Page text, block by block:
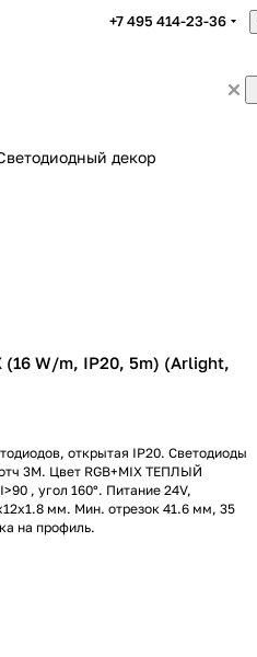
+7 495 414-23-36
декор
(16 W/m, IP20, 5m) (Arlight,
открытая IP20. Светодиоды
3M. Цвет RGB+MIX ТЕПЛЫЙ
, угол 160°. Питание 24V,
мм. Мин. отрезок 41.6 мм, 35
на профиль.